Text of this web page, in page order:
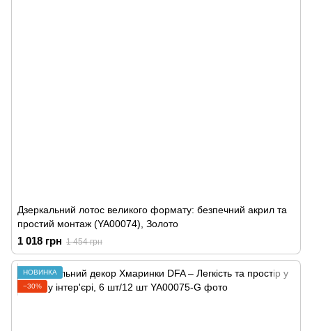
Дзеркальний лотос великого формату: безпечний акрил та
простий монтаж (YA00074), Золото
1 018 грн 1 454 грн
НОВИНКА
−30%